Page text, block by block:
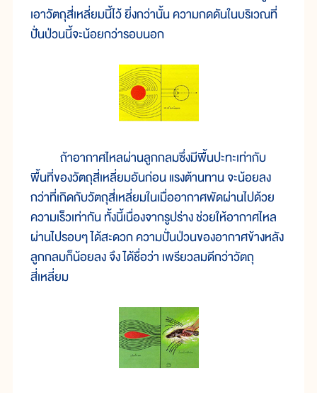
เอาวัตถุสี่เหลี่ยมนี้ไว้ ยิ่งกว่านั้น ความกดดันในบริเวณที่
ปั่นป่วนนี้จะน้อยกว่ารอบนอก
ถ้าอากาศไหลผ่านลูกกลมซึ่งมีพื้นปะทะเท่ากับ
พื้นที่ของวัตถุสี่เหลี่ยมอันก่อน แรงต้านทาน จะน้อยลง
กว่าที่เกิดกับวัตถุสี่เหลี่ยมในเมื่ออากาศพัดผ่านไปด้วย
ความเร็วเท่ากัน ทั้งนี้เนื่องจากรูปร่าง ช่วยให้อากาศไหล
ผ่านไปรอบๆ ได้สะดวก ความปั่นป่วนของอากาศข้างหลัง
ลูกกลมก็น้อยลง จึง ได้ชื่อว่า เพรียวลมดีกว่าวัตถุ
สี่เหลี่ยม